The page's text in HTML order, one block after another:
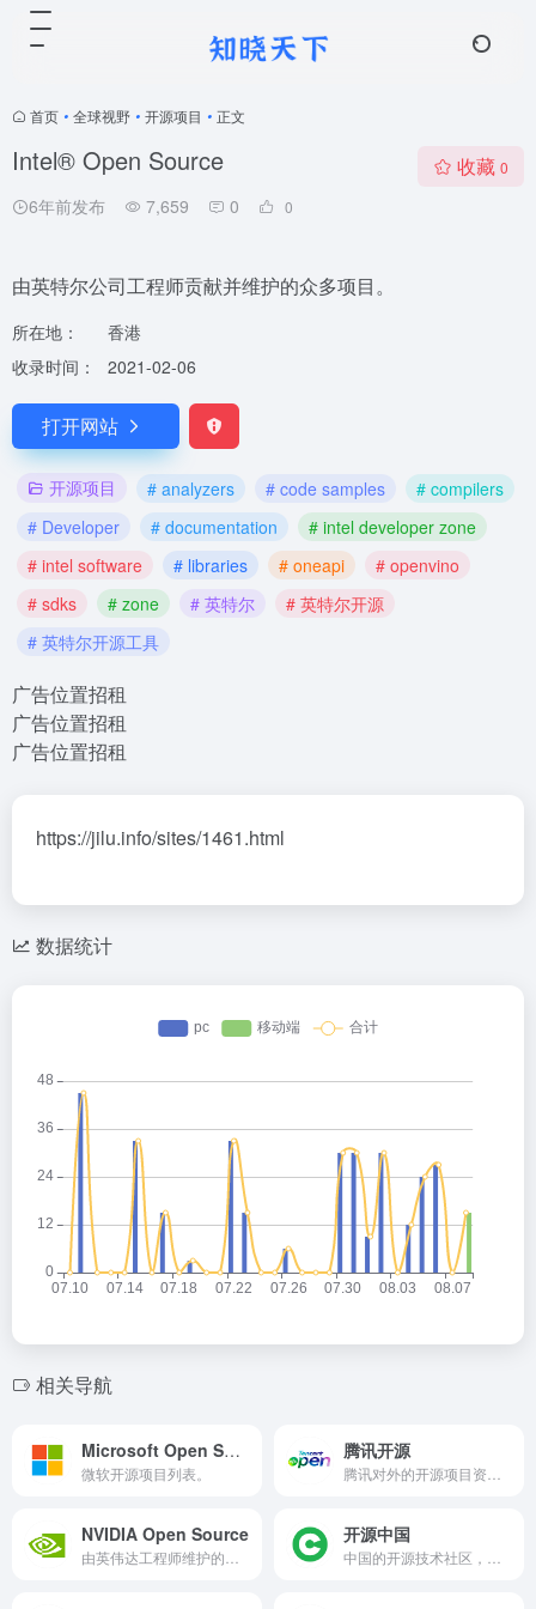
首页 • 全球视野 • 开源项目 • 正文
Intel® Open Source
6年前发布 7,659 0 0
收藏 0
由英特尔公司工程师贡献并维护的众多项目。
所在地：
香港
收录时间：
2021-02-06
打开网站
开源项目 # analyzers # code samples
# compilers
# Developer
# documentation
# intel developer zone
# intel software
# libraries # oneapi
# openvino
# sdks
# zone # 英特尔
# 英特尔开源
# 英特尔开源工具
广告位置招租
广告位置招租
广告位置招租
https://jilu.info/sites/1461.html
数据统计
相关导航
Microsoft Open Source
微软开源项目列表。
腾讯开源
NVIDIA Open Source 开源中国